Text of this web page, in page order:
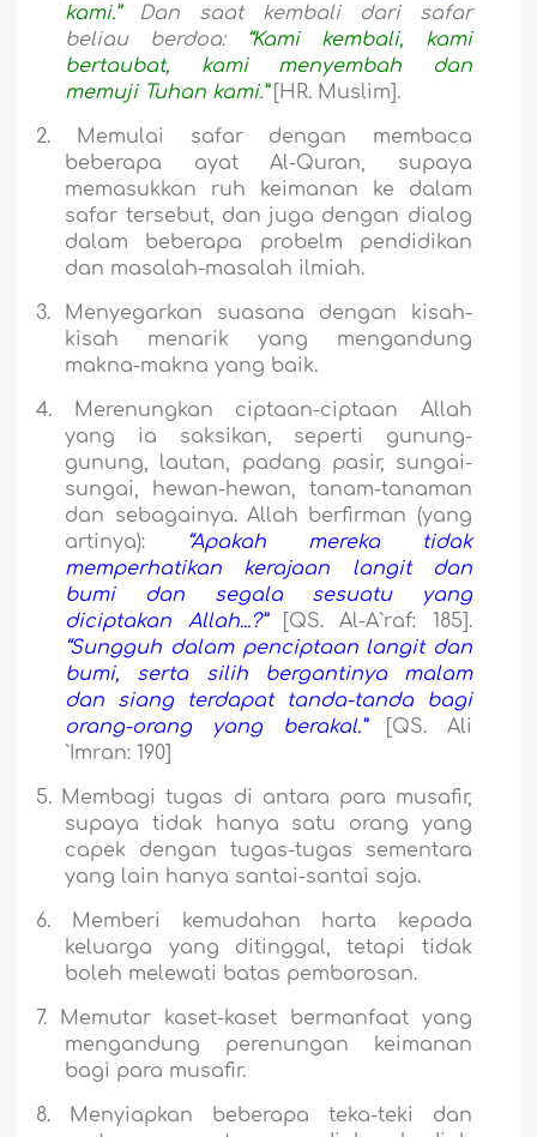
kami.” Dan saat kembali dari safar
beliau berdoa:
“Kami kembali, kami
bertaubat, kami menyembah dan
memuji Tuhan kami.”
[HR. Muslim].
2.
Memulai safar dengan membaca
beberapa ayat Al-Quran, supaya
memasukkan ruh keimanan ke dalam
safar tersebut, dan juga dengan dialog
dalam beberapa probelm pendidikan
dan masalah-masalah ilmiah.
3.
Menyegarkan suasana dengan kisah-
kisah menarik yang mengandung
makna-makna yang baik.
4.
Merenungkan ciptaan-ciptaan Allah
yang ia saksikan, seperti gunung-
gunung, lautan, padang pasir, sungai-
sungai, hewan-hewan, tanam-tanaman
dan sebagainya. Allah berfirman (yang
artinya):
“Apakah mereka tidak
memperhatikan kerajaan langit dan
bumi dan segala sesuatu yang
diciptakan Allah...?”
[QS. Al-A`raf: 185].
“Sungguh dalam penciptaan langit dan
bumi, serta silih bergantinya malam
dan siang terdapat tanda-tanda bagi
orang-orang yang berakal.”[QS. Ali
`Imran: 190]
5. Membagi tugas di antara para musafir,
supaya tidak hanya satu orang yang
capek dengan tugas-tugas sementara
yang lain hanya santai-santai saja.
6.
Memberi kemudahan harta kepada
keluarga yang ditinggal, tetapi tidak
boleh melewati batas pemborosan.
7.
Memutar kaset-kaset bermanfaat yang
mengandung perenungan keimanan
bagi para musafir.
8.
Menyiapkan beberapa teka-teki dan